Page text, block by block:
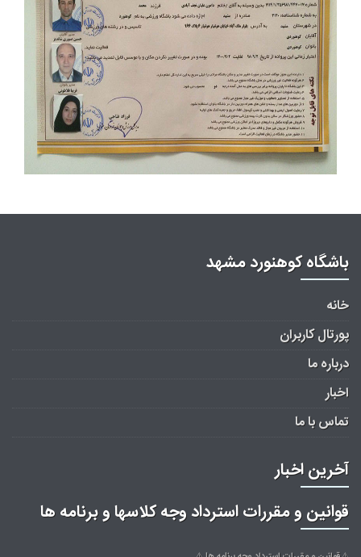
باشگاه کوهنورد مشهد
خانه
پورتال کاربران
درباره ما
اخبار
تماس با ما
آخرین اخبار
قوانین و مقررات استرداد وجه کلاسها و برنامه ها